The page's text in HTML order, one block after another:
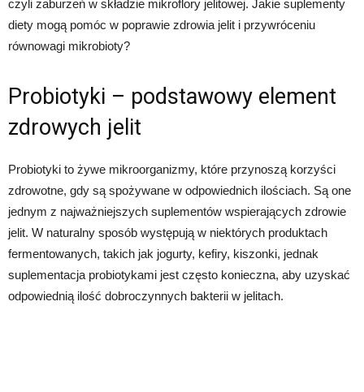
czyli zaburzeń w składzie mikroflory jelitowej. Jakie suplementy
diety mogą pomóc w poprawie zdrowia jelit i przywróceniu
równowagi mikrobioty?
Probiotyki – podstawowy element
zdrowych jelit
Probiotyki to żywe mikroorganizmy, które przynoszą korzyści
zdrowotne, gdy są spożywane w odpowiednich ilościach. Są one
jednym z najważniejszych suplementów wspierających zdrowie
jelit. W naturalny sposób występują w niektórych produktach
fermentowanych, takich jak jogurty, kefiry, kiszonki, jednak
suplementacja probiotykami jest często konieczna, aby uzyskać
odpowiednią ilość dobroczynnych bakterii w jelitach.